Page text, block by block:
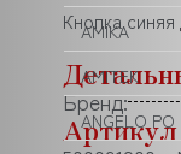
AMIKA
AMITEK
ANGELO PO
Кнопка
Бренд: